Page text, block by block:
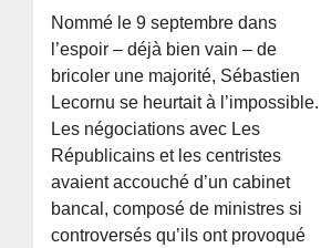
Nommé le 9 septembre dans
l’espoir – déjà bien vain – de
bricoler une majorité, Sébastien
Lecornu se heurtait à l’impossible.
Les négociations avec Les
Républicains et les centristes
avaient accouché d’un cabinet
bancal, composé de ministres si
controversés qu’ils ont provoqué